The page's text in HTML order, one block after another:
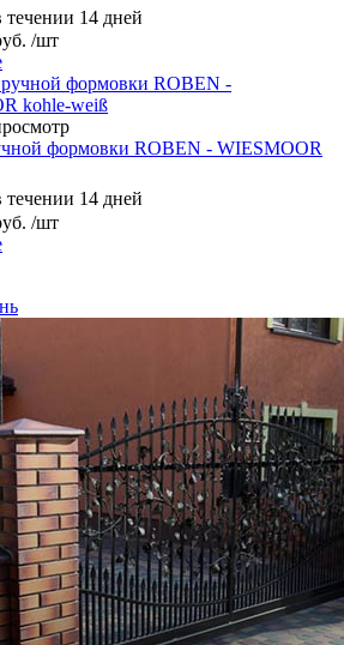
течении 14 дней
/шт
формовки ROBEN - WIESMOOR
течении 14 дней
/шт